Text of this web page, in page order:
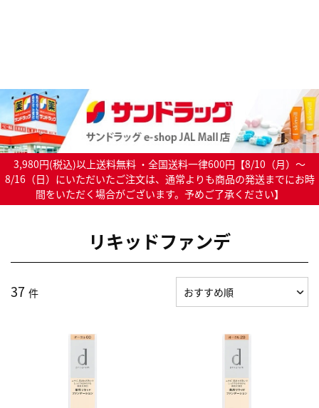
3,980円(税込)以上送料無料 ・全国送料一律600円【8/10（月）～
8/16（日）にいただいたご注文は、通常よりも商品の発送までにお時
間をいただく場合がございます。予めご了承ください】
リキッドファンデ
37 件